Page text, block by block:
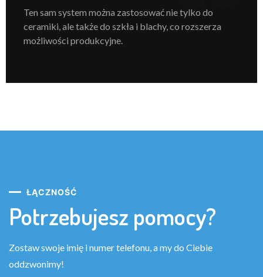
Ten sam system można zastosować nie tylko do
ceramiki, ale także do szkła i blachy, co rozszerza
możliwości produkcyjne.
ŁĄCZNOŚĆ
Potrzebujesz pomocy?
Zostaw swoje imię i numer telefonu, a my do Ciebie
oddzwonimy!